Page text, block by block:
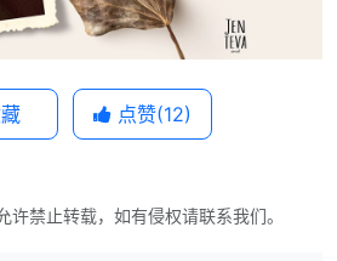
点赞(12)
许禁止转载，如有侵权请联系我们。